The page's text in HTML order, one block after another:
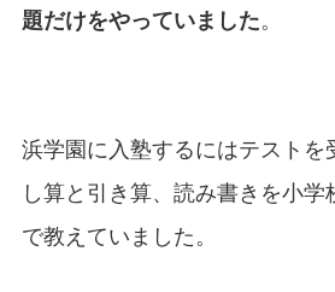
題だけをやっていました。
浜学園に入塾するにはテストを
し算と引き算、読み書きを小学
で教えていました。